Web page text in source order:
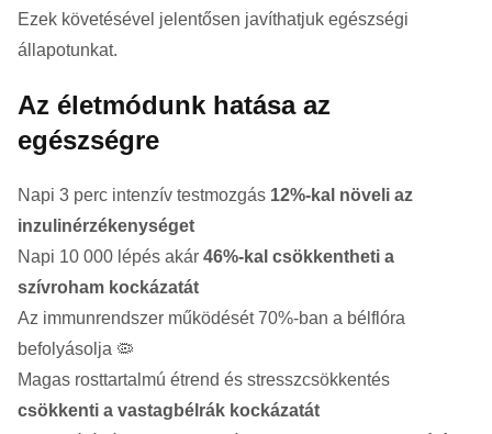
Ezek követésével jelentősen javíthatjuk egészségi
állapotunkat.
Az életmódunk hatása az
egészségre
Napi 3 perc intenzív testmozgás 12%-kal növeli az
inzulinérzékenységet
Napi 10 000 lépés akár 46%-kal csökkentheti a
szívroham kockázatát
Az immunrendszer működését 70%-ban a bélflóra
befolyásolja 🦠
Magas rosttartalmú étrend és stresszcsökkentés
csökkenti a vastagbélrák kockázatát